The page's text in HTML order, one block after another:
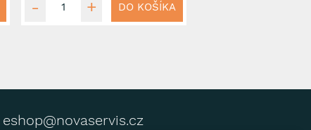
DO KOŠÍKA
eshop@novaservis.cz